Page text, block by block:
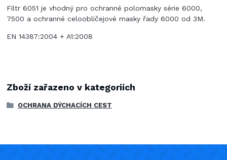
Filtr 6051 je vhodný pro ochranné polomasky série 6000,
7500 a ochranné celoobličejové masky řady 6000 od 3M.
EN 14387:2004 + A1:2008
Zboží zařazeno v kategoriích
OCHRANA DÝCHACÍCH CEST